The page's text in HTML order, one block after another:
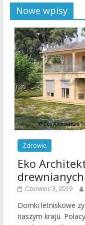
Nowe wpisy
Zdrowie
Eko
Czerwiec 3, 2019
Domki letniskowe
naszym kraju.